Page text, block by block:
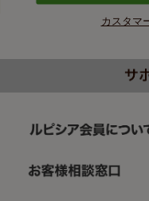
カスタマ